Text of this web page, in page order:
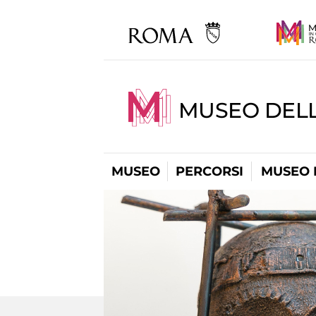
MUSEO
MUSEO PERCORSI MUSEO